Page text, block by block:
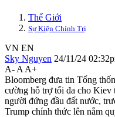
Thế Giới
Sự Kiện Chính Trị
VN EN
Sky Nguyen 24/11/24
A- A A+
Bloomberg đưa tin Tổng
cường hỗ trợ tối đa cho Kiev
người đứng đầu đất nước,
Trump chính thức lên nắm